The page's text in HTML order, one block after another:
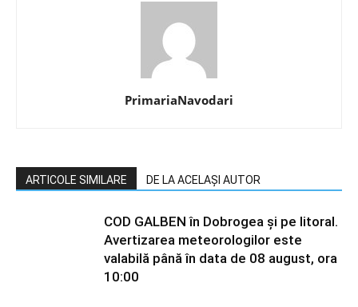
PrimariaNavodari
ARTICOLE SIMILARE DE LA ACELAȘI AUTOR
COD GALBEN în Dobrogea și pe litoral.
Avertizarea meteorologilor este
valabilă până în data de 08 august, ora
10:00